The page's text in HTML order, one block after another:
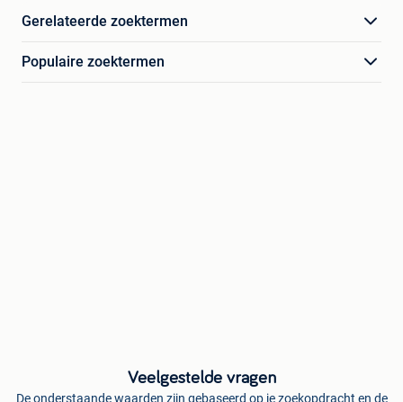
Gerelateerde zoektermen
Populaire zoektermen
Veelgestelde vragen
De onderstaande waarden zijn gebaseerd op je zoekopdracht en de